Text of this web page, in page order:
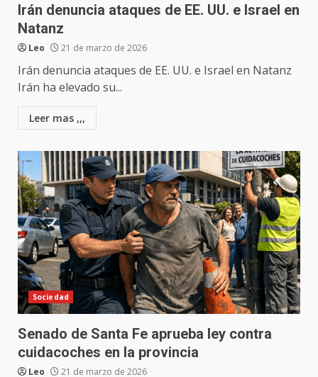
Irán denuncia ataques de EE. UU. e Israel en
Natanz
Leo 21 de marzo de 2026
Irán denuncia ataques de EE. UU. e Israel en Natanz
Irán ha elevado su...
Leer mas ,,,
Sociedad
Senado de Santa Fe aprueba ley contra
cuidacoches en la provincia
Leo 21 de marzo de 2026